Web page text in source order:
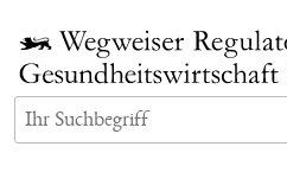
Inhalt
springen